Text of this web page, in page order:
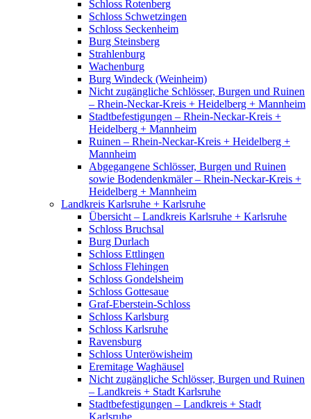
Schloss Rotenberg
Schloss Schwetzingen
Schloss Seckenheim
Burg Steinsberg
Strahlenburg
Wachenburg
Burg Windeck (Weinheim)
Nicht zugängliche Schlösser, Burgen und Ruinen
– Rhein-Neckar-Kreis + Heidelberg + Mannheim
Stadtbefestigungen – Rhein-Neckar-Kreis +
Heidelberg + Mannheim
Ruinen – Rhein-Neckar-Kreis + Heidelberg +
Mannheim
Abgegangene Schlösser, Burgen und Ruinen
sowie Bodendenkmäler – Rhein-Neckar-Kreis +
Heidelberg + Mannheim
Landkreis Karlsruhe + Karlsruhe
Übersicht – Landkreis Karlsruhe + Karlsruhe
Schloss Bruchsal
Burg Durlach
Schloss Ettlingen
Schloss Flehingen
Schloss Gondelsheim
Schloss Gottesaue
Graf-Eberstein-Schloss
Schloss Karlsburg
Schloss Karlsruhe
Ravensburg
Schloss Unteröwisheim
Eremitage Waghäusel
Nicht zugängliche Schlösser, Burgen und Ruinen
– Landkreis + Stadt Karlsruhe
Stadtbefestigungen – Landkreis + Stadt
Karlsruhe